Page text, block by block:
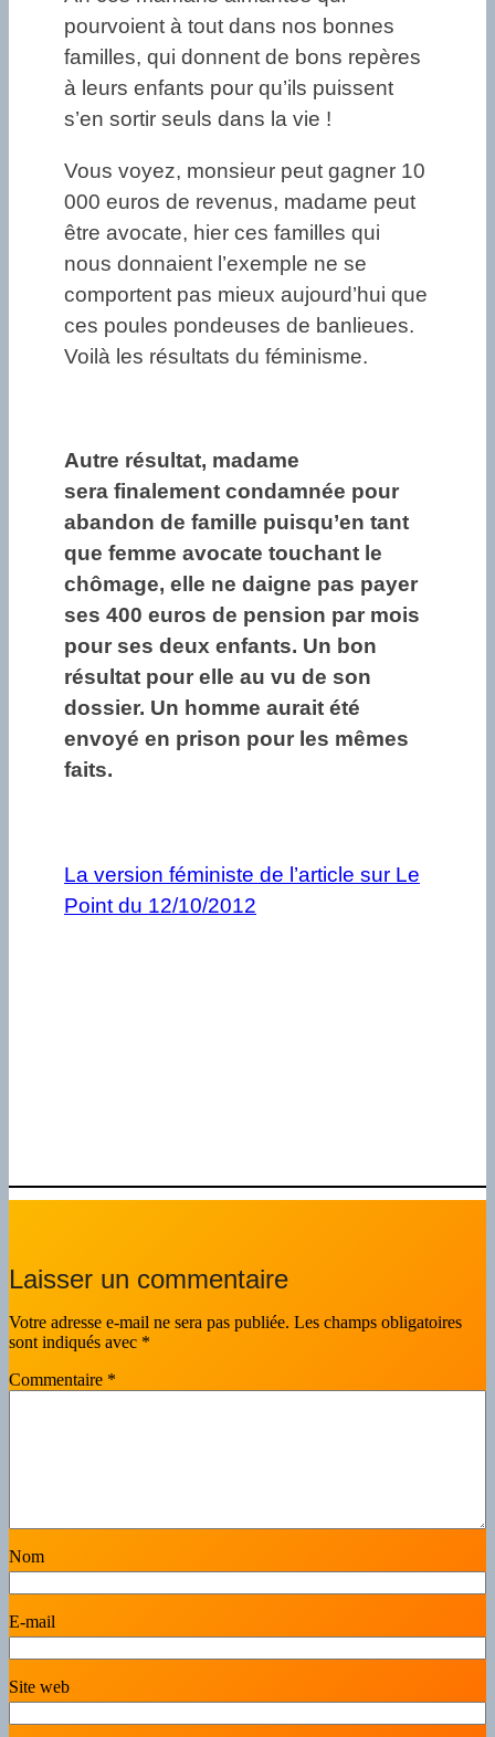
pourvoient à tout dans nos bonnes
familles, qui donnent de bons repères
à leurs enfants pour qu’ils puissent
s’en sortir seuls dans la vie !
Vous voyez, monsieur peut gagner 10
000 euros de revenus, madame peut
être avocate, hier ces familles qui
nous donnaient l’exemple ne se
comportent pas mieux aujourd’hui que
ces poules pondeuses de banlieues.
Voilà les résultats du féminisme.
Autre résultat, madame
sera finalement condamnée pour
abandon de famille puisqu’en tant
que femme avocate touchant le
chômage, elle ne daigne pas payer
ses 400 euros de pension par mois
pour ses deux enfants. Un bon
résultat pour elle au vu de son
dossier. Un homme aurait été
envoyé en prison pour les mêmes
faits.
La version féministe de l’article sur Le
Point du 12/10/2012
Laisser un commentaire
Votre adresse e-mail ne sera pas publiée. Les champs obligatoires
sont indiqués avec *
Commentaire *
Nom
E-mail
Site web